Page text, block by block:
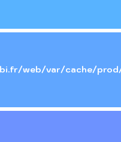
web/var/cache/